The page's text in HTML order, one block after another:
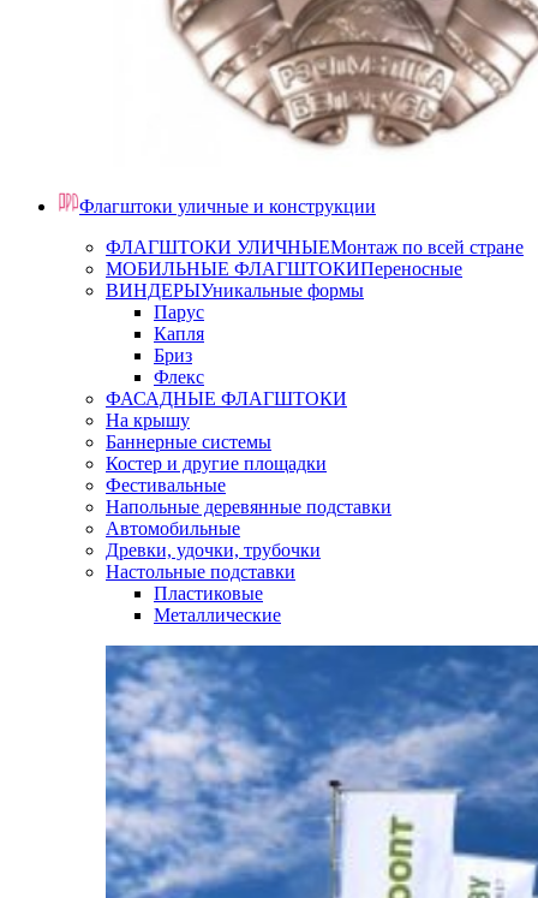
Флагштоки уличные и конструкции
ФЛАГШТОКИ УЛИЧНЫЕМонтаж по всей стране
МОБИЛЬНЫЕ ФЛАГШТОКИПереносные
ВИНДЕРЫУникальные формы
Парус
Капля
Бриз
Флекс
ФАСАДНЫЕ ФЛАГШТОКИ
На крышу
Баннерные системы
Костер и другие площадки
Фестивальные
Напольные деревянные подставки
Автомобильные
Древки, удочки, трубочки
Настольные подставки
Пластиковые
Металлические